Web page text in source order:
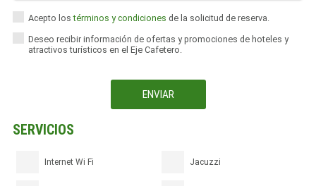
Acepto lostérminos y condiciones de la solicitud de reserva.
Deseo recibir información de ofertas y promociones de hoteles y
atractivos turísticos en el Eje Cafetero.
SERVICIOS
Internet Wi Fi Jacuzzi